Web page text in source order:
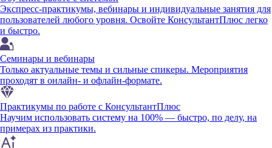
Экспресс-практикумы, вебинары и индивидуальные занятия для
пользователей любого уровня. Освойте КонсультантПлюс легко
и быстро.
Семинары и вебинары
Только актуальные темы и сильные спикеры. Мероприятия
проходят в онлайн- и офлайн-формате.
Практикумы по работе с КонсультантПлюс
Научим использовать систему на 100% — быстро, по делу, на
примерах из практики.